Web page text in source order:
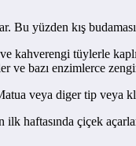
yüzden kış
kahverengi tüylerle
ve bazı enzimlerce
veya diger tip veya
haftasında çiçek